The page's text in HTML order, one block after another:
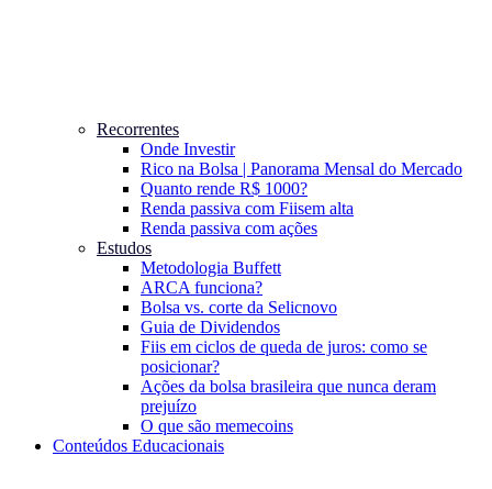
Recorrentes
Onde Investir
Rico na Bolsa | Panorama Mensal do Mercado
Quanto rende R$ 1000?
Renda passiva com Fiisem alta
Renda passiva com ações
Estudos
Metodologia Buffett
ARCA funciona?
Bolsa vs. corte da Selicnovo
Guia de Dividendos
Fiis em ciclos de queda de juros: como se
posicionar?
Ações da bolsa brasileira que nunca deram
prejuízo
O que são memecoins
Conteúdos Educacionais